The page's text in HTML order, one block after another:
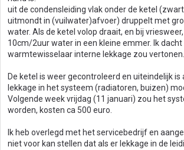
uit de condensleiding vlak onder de ketel
uitmondt in (vuilwater)afvoer) druppelt met
water. Als de ketel volop draait, en bij
10cm/2uur water in een kleine emmer. Ik
warmtewisselaar interne lekkage zou vertonen.
De ketel is weer gecontroleerd en uiteindelijk
lekkage in het systeem (radiatoren, buizen)
Volgende week vrijdag (11 januari) zou het
worden, kosten ca 500 euro.
Ik heb overlegd met het servicebedrijf en
niet voor kan stellen dat als er lekkage in de